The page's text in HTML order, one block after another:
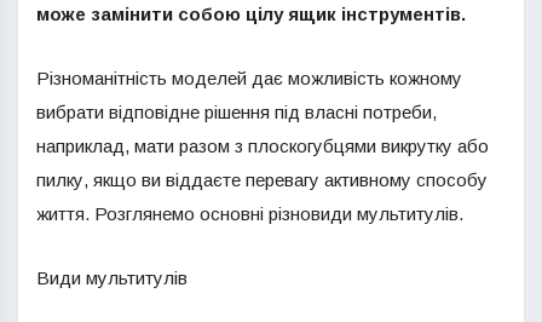
може замінити собою цілу ящик інструментів.
Різноманітність моделей дає можливість кожному
вибрати відповідне рішення під власні потреби,
наприклад, мати разом з плоскогубцями викрутку або
пилку, якщо ви віддаєте перевагу активному способу
життя. Розглянемо основні різновиди мультитулів.
Види мультитулів